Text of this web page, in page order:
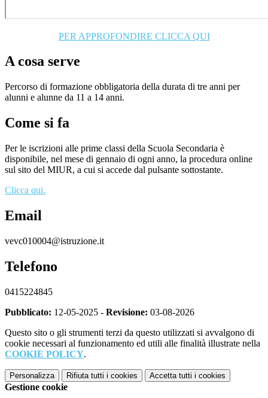
PER APPROFONDIRE CLICCA QUI
A cosa serve
Percorso di formazione obbligatoria della durata di tre anni per
alunni e alunne da 11 a 14 anni.
Come si fa
Per le iscrizioni alle prime classi della Scuola Secondaria è
disponibile, nel mese di gennaio di ogni anno, la procedura online
sul sito del MIUR, a cui si accede dal pulsante sottostante.
Clicca qui.
Email
vevc010004@istruzione.it
Telefono
0415224845
Pubblicato: 12-05-2025 - Revisione: 03-08-2026
Questo sito o gli strumenti terzi da questo utilizzati si avvalgono di
cookie necessari al funzionamento ed utili alle finalità illustrate nella
COOKIE POLICY.
Personalizza Rifiuta tutti i cookies Accetta tutti i cookies
Gestione cookie